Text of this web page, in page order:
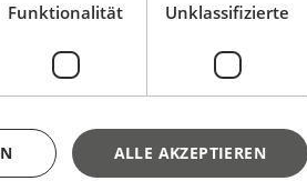
Schongreifer REMA CNMA
Maulweite: 1 - 180 mm
Tragfähigkeit: 0.5 - 0.5 t
Funktionalität Unklassifizierte
ALLE AKZEPTIEREN